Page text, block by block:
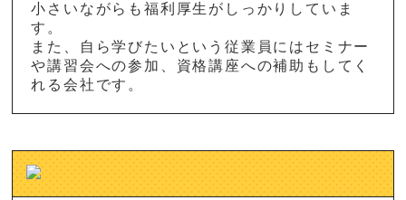
小さいながらも福利厚生がしっかりしていま
す。
また、自ら学びたいという従業員にはセミナー
や講習会への参加、資格講座への補助もしてく
れる会社です。